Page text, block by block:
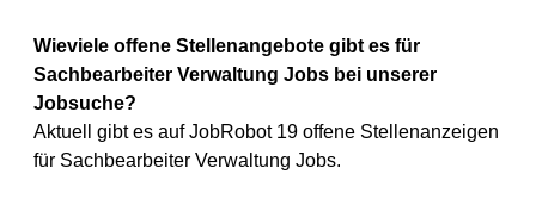
Wieviele offene Stellenangebote gibt es für
Sachbearbeiter Verwaltung Jobs bei unserer
Jobsuche?
Aktuell gibt es auf JobRobot 19 offene Stellenanzeigen
für Sachbearbeiter Verwaltung Jobs.